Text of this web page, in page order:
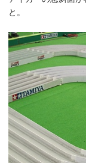
と。